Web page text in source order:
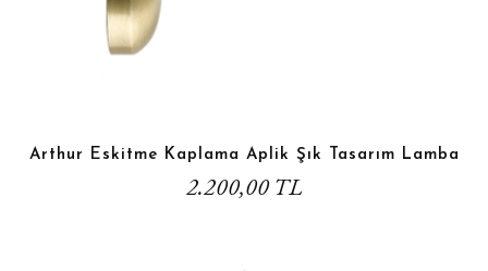
Arthur Eskitme Kaplama Aplik Şık Tasarım Lamba
2.200,00 TL